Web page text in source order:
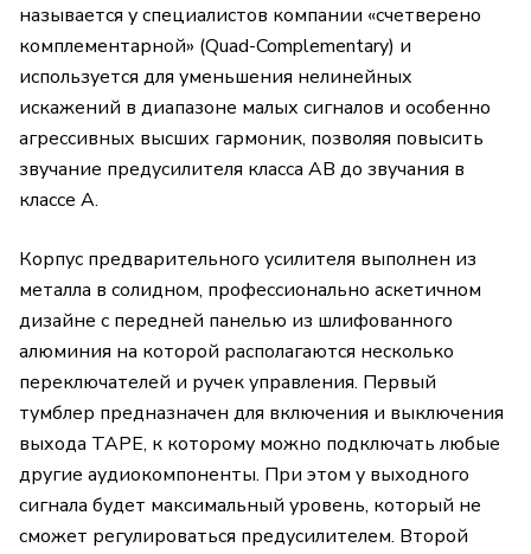
называется у специалистов компании «счетверено
комплементарной» (Quad-Complementary) и
используется для уменьшения нелинейных
искажений в диапазоне малых сигналов и особенно
агрессивных высших гармоник, позволяя повысить
звучание предусилителя класса АВ до звучания в
классе А.
Корпус предварительного усилителя выполнен из
металла в солидном, профессионально аскетичном
дизайне с передней панелью из шлифованного
алюминия на которой располагаются несколько
переключателей и ручек управления. Первый
тумблер предназначен для включения и выключения
выхода TAPE, к которому можно подключать любые
другие аудиокомпоненты. При этом у выходного
сигнала будет максимальный уровень, который не
сможет регулироваться предусилителем. Второй